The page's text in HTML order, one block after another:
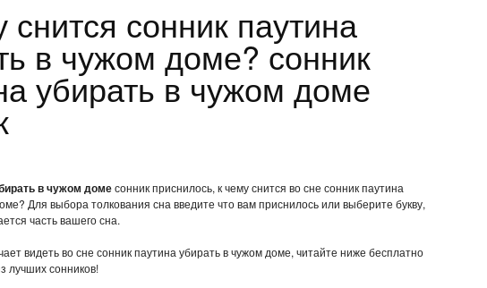
в чужом доме? сонник
убирать в чужом доме
в чужом домесонник приснилось, к чему снится во сне сонник паутина
Для выбора толкования сна введите что вам приснилось или выберите букву,
часть вашего сна.
видеть во сне сонник паутина убирать в чужом доме, читайте ниже бесплатно
лучших сонников!